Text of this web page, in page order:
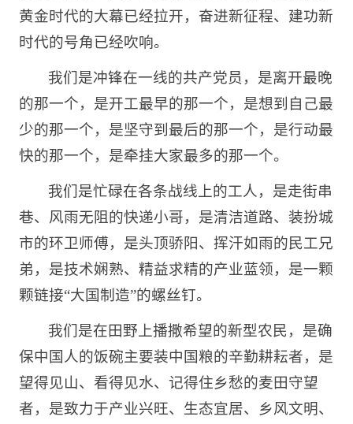
黄金时代的大幕已经拉开，奋进新征程、建功新
时代的号角已经吹响。
我们是冲锋在一线的共产党员，是离开最晚
的那一个，是开工最早的那一个，是想到自己最
少的那一个，是坚守到最后的那一个，是行动最
快的那一个，是牵挂大家最多的那一个。
我们是忙碌在各条战线上的工人，是走街串
巷、风雨无阻的快递小哥，是清洁道路、装扮城
市的环卫师傅，是头顶骄阳、挥汗如雨的民工兄
弟，是技术娴熟、精益求精的产业蓝领，是一颗
颗链接“大国制造”的螺丝钉。
我们是在田野上播撒希望的新型农民，是确
保中国人的饭碗主要装中国粮的辛勤耕耘者，是
望得见山、看得见水、记得住乡愁的麦田守望
者，是致力于产业兴旺、生态宜居、乡风文明、